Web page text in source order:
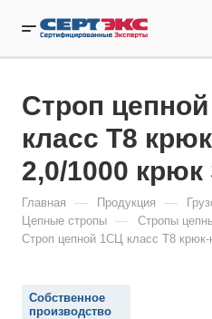
Строп
класс Т8
2,0/1000 крюк
Главная — Продукция —
Цепные стропы — Стропы
Строп цепной 1СЦ класс Т8
Собственное
производство